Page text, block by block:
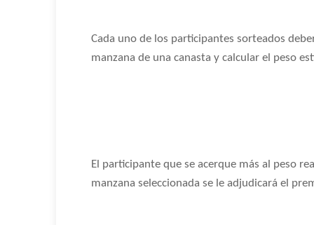
Cada uno de los participantes sorteados
manzana de una canasta y calcular el peso
El participante que se acerque más al peso
manzana seleccionada se le adjudicará el